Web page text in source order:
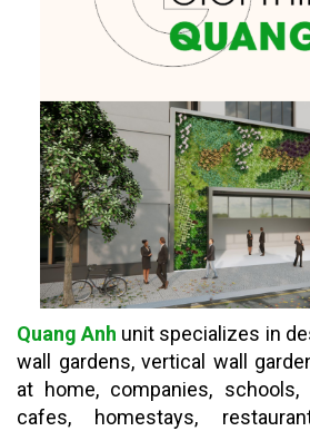
Quang Anh unit specializes in
wall gardens, vertical wall
at home, companies, schools,
cafes, homestays,